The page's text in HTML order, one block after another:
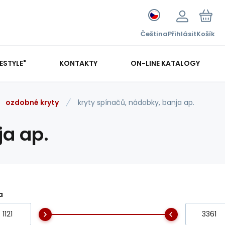
ČeštinaPřihlásitKošík
KONTAKTY ON-LINE KATALOGY
ozdobné kryty kryty spínačů, nádobky, banja ap.
ap.